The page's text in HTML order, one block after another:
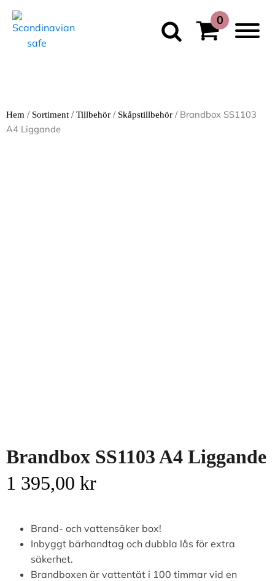
Hem / Sortiment /Tillbehör / Skåpstillbehör / Brandbox SS1103
A4 Liggande
Brandbox SS1103 A4 Liggande
1 395,00 kr
Brand- och vattensäker box!
Inbyggt bärhandtag och dubbla lås för extra
säkerhet.
Brandboxen är vattentät i 100 timmar vid en